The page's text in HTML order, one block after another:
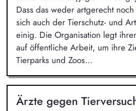
Dass das weder artgerecht
sich auch der Tierschutz- und
einig. Die Organisation legt
auf öffentliche Arbeit, um ihre
Tierparks und Zoos...
Ärzte gegen